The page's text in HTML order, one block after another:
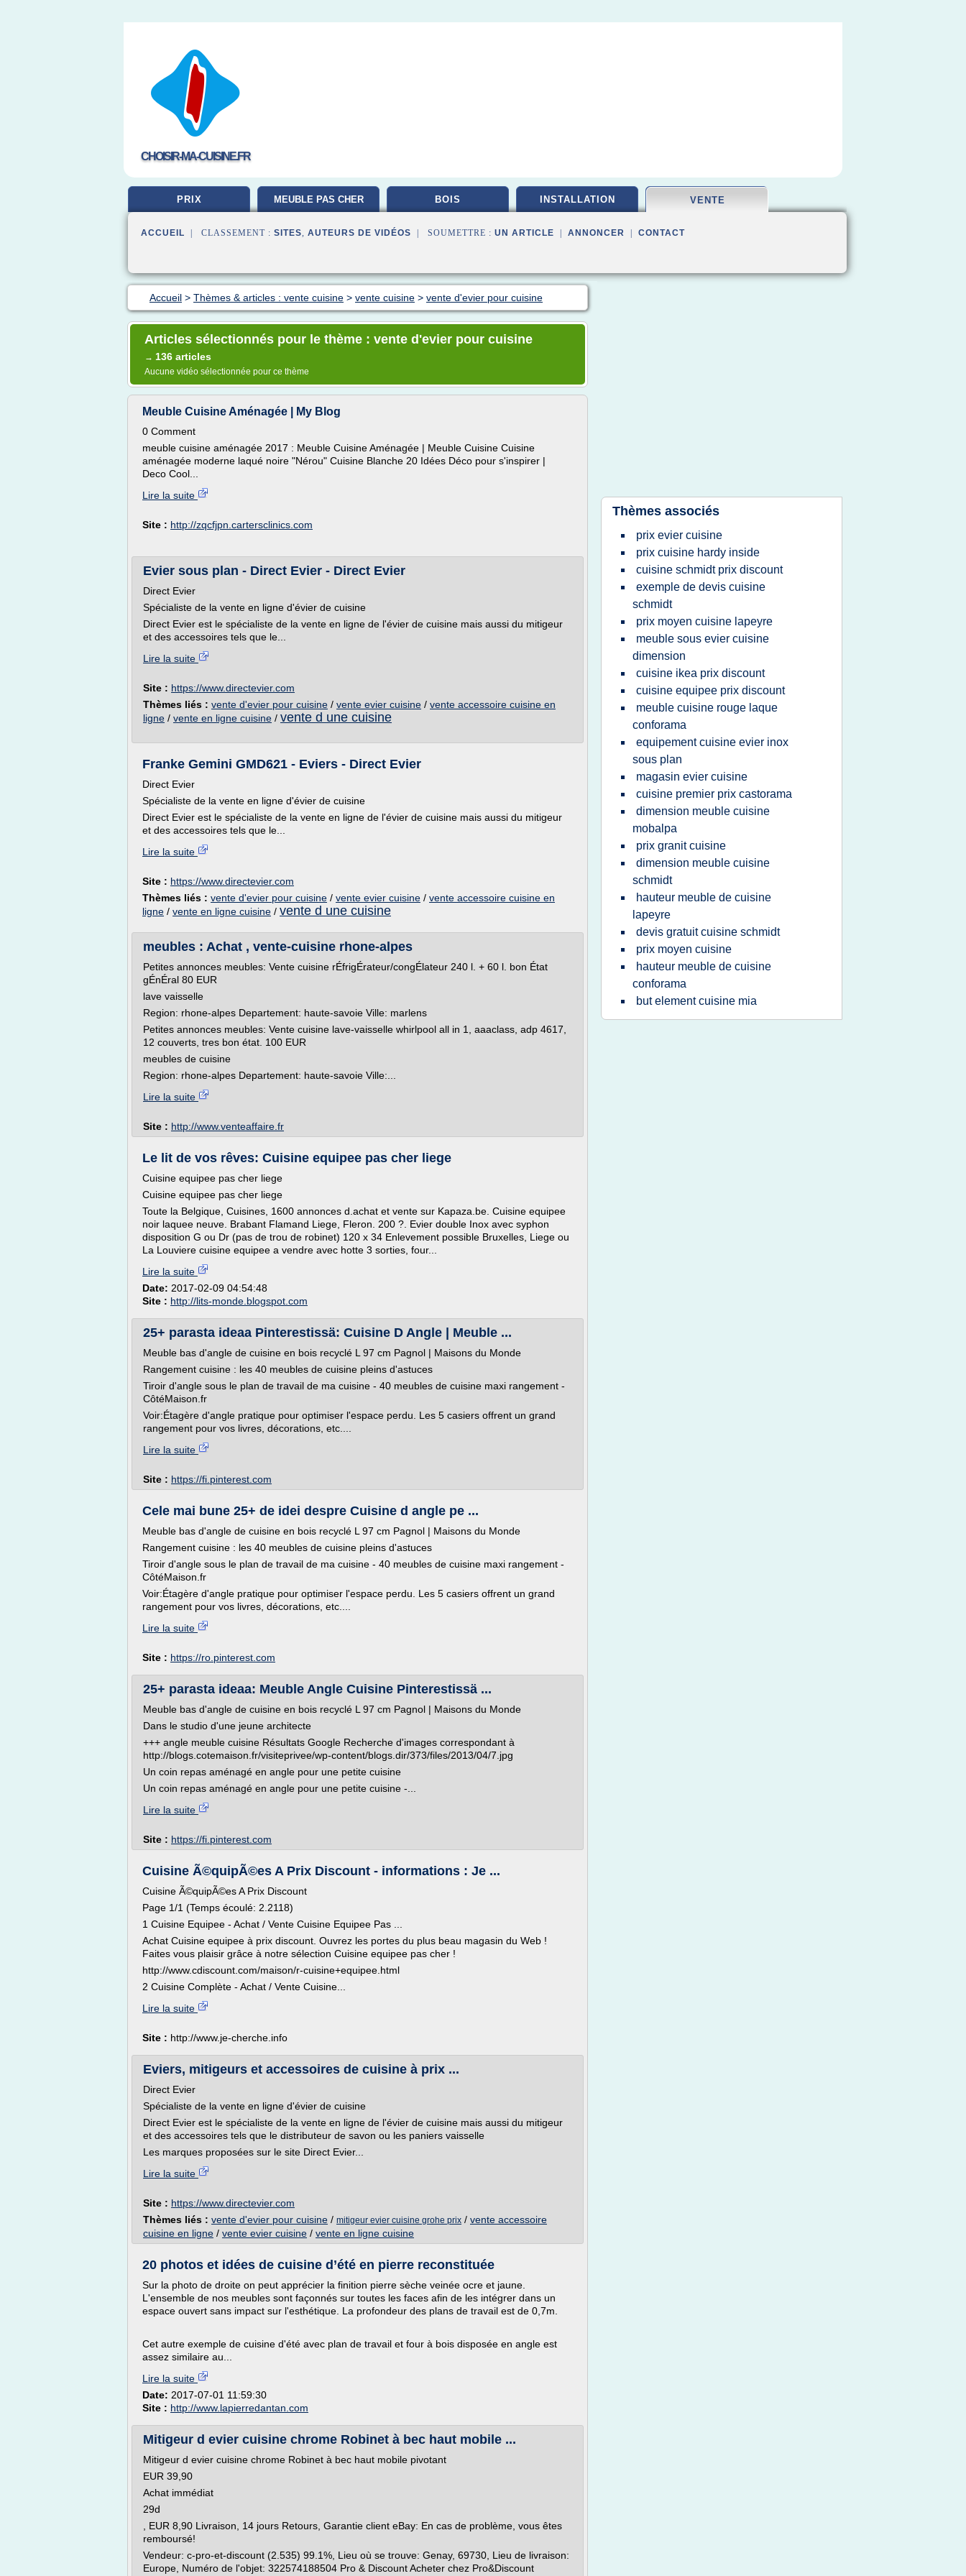
CHOISIR-MA-CUISINE.FR
PRIX MEUBLE PAS CHER BOIS INSTALLATION VENTE
ACCUEIL | CLASSEMENT : SITES, AUTEURS DE VIDÉOS | SOUMETTRE : UN ARTICLE ANNONCER CONTACT
Accueil > Thèmes & articles : vente cuisine > vente cuisine > vente d'evier pour cuisine
Articles sélectionnés pour le thème : vente d'evier pour cuisine
→ 136 articles
Aucune vidéo sélectionnée pour ce thème
Meuble Cuisine Aménagée | My Blog
0 Comment
meuble cuisine aménagée 2017 : Meuble Cuisine Aménagée | Meuble Cuisine Cuisine
aménagée moderne laqué noire "Nérou" Cuisine Blanche 20 Idées Déco pour s'inspirer |
Deco Cool...
Lire la suite
Site : http://zqcfjpn.cartersclinics.com
Evier sous plan - Direct Evier - Direct Evier
Direct Evier
Spécialiste de la vente en ligne d'évier de cuisine
Direct Evier est le spécialiste de la vente en ligne de l'évier de cuisine mais aussi du mitigeur
et des accessoires tels que le...
Lire la suite
Site : https://www.directevier.com
Thèmes liés : vente d'evier pour cuisine / vente evier cuisine / vente accessoire cuisine en
ligne / vente en ligne cuisine / vente d une cuisine
Franke Gemini GMD621 - Eviers - Direct Evier
Direct Evier
Spécialiste de la vente en ligne d'évier de cuisine
Direct Evier est le spécialiste de la vente en ligne de l'évier de cuisine mais aussi du mitigeur
et des accessoires tels que le...
Lire la suite
Site : https://www.directevier.com
Thèmes liés : vente d'evier pour cuisine / vente evier cuisine / vente accessoire cuisine en
ligne / vente en ligne cuisine / vente d une cuisine
meubles : Achat , vente-cuisine rhone-alpes
Petites annonces meubles: Vente cuisine rÉfrigÉrateur/congÉlateur 240 l. + 60 l. bon État
gÉnÉral 80 EUR
lave vaisselle
Region: rhone-alpes Departement: haute-savoie Ville: marlens
Petites annonces meubles: Vente cuisine lave-vaisselle whirlpool all in 1, aaaclass, adp 4617,
12 couverts, tres bon état. 100 EUR
meubles de cuisine
Region: rhone-alpes Departement: haute-savoie Ville:...
Lire la suite
Site : http://www.venteaffaire.fr
Le lit de vos rêves: Cuisine equipee pas cher liege
Cuisine equipee pas cher liege
Cuisine equipee pas cher liege
Toute la Belgique, Cuisines, 1600 annonces d.achat et vente sur Kapaza.be. Cuisine equipee
noir laquee neuve. Brabant Flamand Liege, Fleron. 200 ?. Evier double Inox avec syphon
disposition G ou Dr (pas de trou de robinet) 120 x 34 Enlevement possible Bruxelles, Liege ou
La Louviere cuisine equipee a vendre avec hotte 3 sorties, four...
Lire la suite
Date: 2017-02-09 04:54:48
Site : http://lits-monde.blogspot.com
25+ parasta ideaa Pinterestissä: Cuisine D Angle | Meuble ...
Meuble bas d'angle de cuisine en bois recyclé L 97 cm Pagnol | Maisons du Monde
Rangement cuisine : les 40 meubles de cuisine pleins d'astuces
Tiroir d'angle sous le plan de travail de ma cuisine - 40 meubles de cuisine maxi rangement -
CôtéMaison.fr
Voir:Étagère d'angle pratique pour optimiser l'espace perdu. Les 5 casiers offrent un grand
rangement pour vos livres, décorations, etc....
Lire la suite
Site : https://fi.pinterest.com
Cele mai bune 25+ de idei despre Cuisine d angle pe ...
Meuble bas d'angle de cuisine en bois recyclé L 97 cm Pagnol | Maisons du Monde
Rangement cuisine : les 40 meubles de cuisine pleins d'astuces
Tiroir d'angle sous le plan de travail de ma cuisine - 40 meubles de cuisine maxi rangement -
CôtéMaison.fr
Voir:Étagère d'angle pratique pour optimiser l'espace perdu. Les 5 casiers offrent un grand
rangement pour vos livres, décorations, etc....
Lire la suite
Site : https://ro.pinterest.com
25+ parasta ideaa: Meuble Angle Cuisine Pinterestissä ...
Meuble bas d'angle de cuisine en bois recyclé L 97 cm Pagnol | Maisons du Monde
Dans le studio d'une jeune architecte
+++ angle meuble cuisine Résultats Google Recherche d'images correspondant à
http://blogs.cotemaison.fr/visiteprivee/wp-content/blogs.dir/373/files/2013/04/7.jpg
Un coin repas aménagé en angle pour une petite cuisine
Un coin repas aménagé en angle pour une petite cuisine -...
Lire la suite
Site : https://fi.pinterest.com
Cuisine Ã©quipÃ©es A Prix Discount - informations : Je ...
Cuisine Ã©quipÃ©es A Prix Discount
Page 1/1 (Temps écoulé: 2.2118)
1 Cuisine Equipee - Achat / Vente Cuisine Equipee Pas ...
Achat Cuisine equipee à prix discount. Ouvrez les portes du plus beau magasin du Web !
Faites vous plaisir grâce à notre sélection Cuisine equipee pas cher !
http://www.cdiscount.com/maison/r-cuisine+equipee.html
2 Cuisine Complète - Achat / Vente Cuisine...
Lire la suite
Site : http://www.je-cherche.info
Eviers, mitigeurs et accessoires de cuisine à prix ...
Direct Evier
Spécialiste de la vente en ligne d'évier de cuisine
Direct Evier est le spécialiste de la vente en ligne de l'évier de cuisine mais aussi du mitigeur
et des accessoires tels que le distributeur de savon ou les paniers vaisselle
Les marques proposées sur le site Direct Evier...
Lire la suite
Site : https://www.directevier.com
Thèmes liés : vente d'evier pour cuisine / mitigeur evier cuisine grohe prix / vente accessoire
cuisine en ligne / vente evier cuisine / vente en ligne cuisine
20 photos et idées de cuisine d’été en pierre reconstituée
Sur la photo de droite on peut apprécier la finition pierre sèche veinée ocre et jaune.
L'ensemble de nos meubles sont façonnés sur toutes les faces afin de les intégrer dans un
espace ouvert sans impact sur l'esthétique. La profondeur des plans de travail est de 0,7m.
Cet autre exemple de cuisine d'été avec plan de travail et four à bois disposée en angle est
assez similaire au...
Lire la suite
Date: 2017-07-01 11:59:30
Site : http://www.lapierredantan.com
Mitigeur d evier cuisine chrome Robinet à bec haut mobile ...
Mitigeur d evier cuisine chrome Robinet à bec haut mobile pivotant
EUR 39,90
Achat immédiat
29d
, EUR 8,90 Livraison, 14 jours Retours, Garantie client eBay: En cas de problème, vous êtes
remboursé!
Vendeur: c-pro-et-discount (2.535) 99.1%, Lieu où se trouve: Genay, 69730, Lieu de livraison:
Europe, Numéro de l'objet: 322574188504 Pro & Discount Acheter chez Pro&Discount
Thèmes associés
prix evier cuisine
prix cuisine hardy inside
cuisine schmidt prix discount
exemple de devis cuisine
schmidt
prix moyen cuisine lapeyre
meuble sous evier cuisine
dimension
cuisine ikea prix discount
cuisine equipee prix discount
meuble cuisine rouge laque
conforama
equipement cuisine evier inox
sous plan
magasin evier cuisine
cuisine premier prix castorama
dimension meuble cuisine
mobalpa
prix granit cuisine
dimension meuble cuisine
schmidt
hauteur meuble de cuisine
lapeyre
devis gratuit cuisine schmidt
prix moyen cuisine
hauteur meuble de cuisine
conforama
but element cuisine mia